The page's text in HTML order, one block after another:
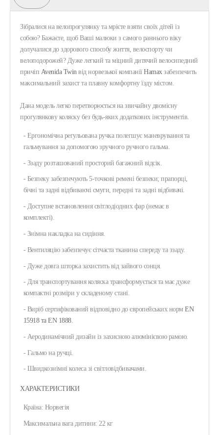
Зібралися на велопрогулянку та мрієте взяти своїх дітей із
собою? Бажаєте, щоб Ваші малюки з самого раннього віку
долучалися до здорового способу життя, велоспорту чи
велоподорожей? Дуже легкий та міцний дитячий велосипедний
причіп Avenida Twinвід норвезької компанії Hamax забезпечить
максимальний захист та плавну комфортну їзду містом.
Дана модель легко перетворюється на звичайну двомісну
прогулянкову коляску без будь-яких додаткових інструментів.
- Ергономічна регульована ручка полегшує маневрування та
гальмування за допомогою зручного ручного гальма.
- Ззаду розташований просторий багажний відсік.
- Безпеку забезпечують 5-точкові ремені безпеки; прапорці,
бічні та задні відбиваючі смуги, передні та задні відбивачі.
- Доступне встановлення світлодіодних фар (немає в
комплекті).
- Знімна накладка на сидіння.
- Вентиляцію забезпечує сітчаста тканина спереду та ззаду.
- Дуже довга шторка захистить від зайвого сонця.
- Для транспортування коляска трансформується та має дуже
компактні розміри у складеному стані.
- Виріб сертифікований відповідно до європейських нормEN
15918 та EN 1888.
- Аеродинамічний дизайн із захисною алюмінієвою рамою.
- Гальмо на ручці.
- Швидкознімні колеса зі світловідбивачами.
ХАРАКТЕРИСТИКИ
Країна: Норвегія
Максимальна вага дитини: 22 кг